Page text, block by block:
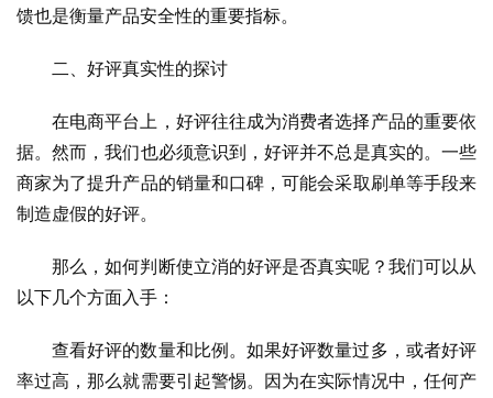
馈也是衡量产品安全性的重要指标。
二、好评真实性的探讨
在电商平台上，好评往往成为消费者选择产品的重要依
据。然而，我们也必须意识到，好评并不总是真实的。一些
商家为了提升产品的销量和口碑，可能会采取刷单等手段来
制造虚假的好评。
那么，如何判断使立消的好评是否真实呢？我们可以从
以下几个方面入手：
查看好评的数量和比例。如果好评数量过多，或者好评
率过高，那么就需要引起警惕。因为在实际情况中，任何产